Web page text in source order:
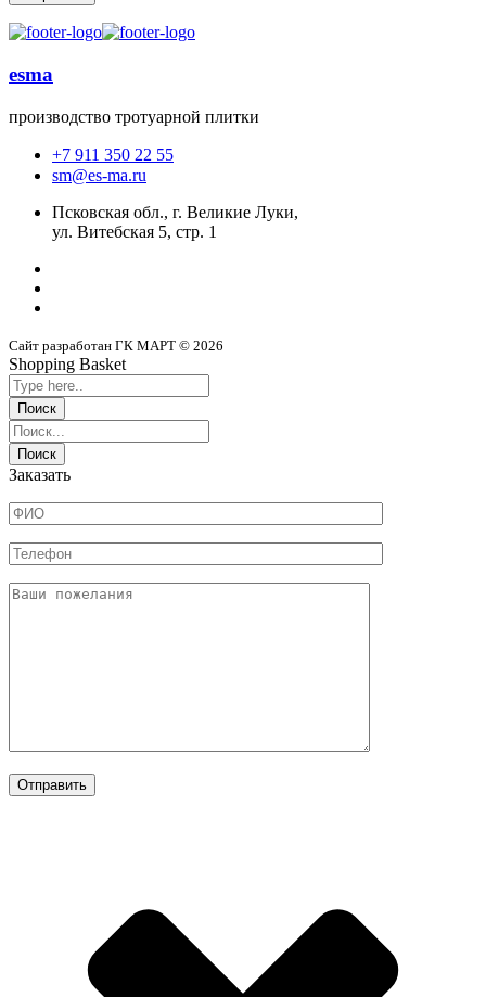
esma
производство тротуарной плитки
+7 911 350 22 55
sm@es-ma.ru
Псковская обл., г. Великие Луки,
ул. Витебская 5, стр. 1
Сайт разработан ГК МАРТ © 2026
Shopping Basket
Заказать